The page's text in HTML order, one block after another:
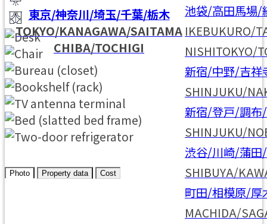
東京/神奈川/埼玉/千葉/栃木
TOKYO/KANAGAWA/SAITAMA
CHIBA/TOCHIGI
池袋/高田馬場/
IKEBUKURO/
NISHITOKYO/
新宿/中野/吉祥
SHINJUKU/
新宿/登戸/調
SHINJUKU/
渋谷/川崎/蒲
SHIBUYA/
町田/相模原/
MACHIDA/
Photo Property data Cost